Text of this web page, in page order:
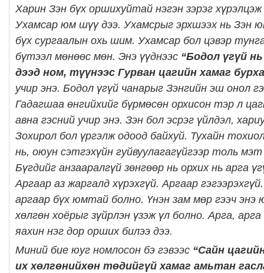
Харин Зэн бүх оршихуйтай нэгэн зэрэг
Ухамсар юм шүү дээ. Ухамсрыг эрхшээх нь Зэн
бүх сургаалын охь шим. Ухамсар бол цэвэр
бүтээл мөнөөс мөн. Энэ үүднээс “Бодол үгүй
дээд ном, түүнээс Гурван цагийн хамаг
учир энэ. Бодол үгүй чанарыг Зэнгийн эш онол
Гадагшаа өнгийхийг бүрмөсөн орхисон тэр л
авна гэсний учир энэ. Зэн бол эсрэг үйлдэл,
Зохирол бол үргэлж одоод байхуй. Тухайн
нь, оюун сэтгэхүйн гуйвуулагагүйгээр толь
Бүгдийг анзааралгүй зөнгөөр нь орхих нь арга
Аргаар аз жаргалд хүрэхгүй. Аргаар
аргаар бүх юмтай болно. Үнэн зам мөр гээч энэ
хөлгөн хоёрыг зүйрлэн үзэж үл болно. Арга, арга
яахин нэг дор орших билээ дээ.
Миний бие юуг номлосон бэ гэвээс “Сайн
их хөлгөнийхөн төдийгүй хамаг амьтан